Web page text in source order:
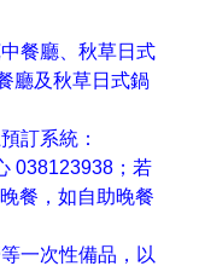
餐廳、秋草日式
廳及秋草日式鍋
訂系統：
038123938；若
餐，如自助晚餐
一次性備品，以